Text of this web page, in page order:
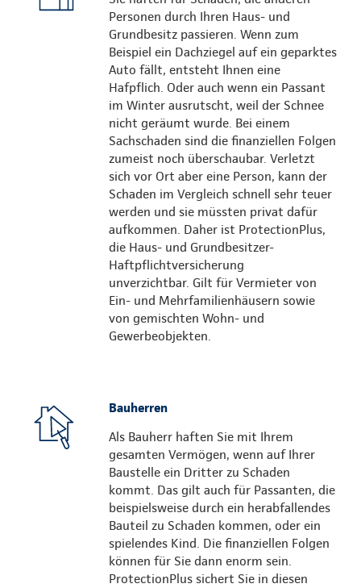
Personen durch Ihren Haus- und
Grundbesitz passieren. Wenn zum
Beispiel ein Dachziegel auf ein geparktes
Auto fällt, entsteht Ihnen eine
Hafpflich. Oder auch wenn ein Passant
im Winter ausrutscht, weil der Schnee
nicht geräumt wurde. Bei einem
Sachschaden sind die finanziellen Folgen
zumeist noch überschaubar. Verletzt
sich vor Ort aber eine Person, kann der
Schaden im Vergleich schnell sehr teuer
werden und sie müssten privat dafür
aufkommen. Daher ist ProtectionPlus,
die Haus- und Grundbesitzer-
Haftpflichtversicherung
unverzichtbar. Gilt für Vermieter von
Ein- und Mehrfamilienhäusern sowie
von gemischten Wohn- und
Gewerbeobjekten.
Bauherren
Als Bauherr haften Sie mit Ihrem
gesamten Vermögen, wenn auf Ihrer
Baustelle ein Dritter zu Schaden
kommt. Das gilt auch für Passanten, die
beispielsweise durch ein herabfallendes
Bauteil zu Schaden kommen, oder ein
spielendes Kind. Die finanziellen Folgen
können für Sie dann enorm sein.
ProtectionPlus sichert Sie in diesen